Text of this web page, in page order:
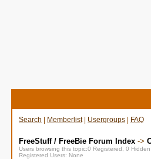
Search Memberlist| Usergroups FAQ
FreeStuff / FreeBie Forum Index ->
Users browsing this topic:0 Registered, 0
Registered Users: None